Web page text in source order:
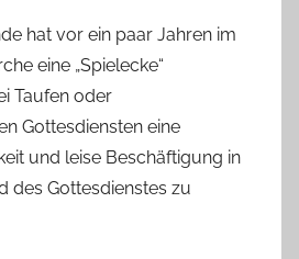
hat vor ein paar Jahren im
eine „Spielecke“
Taufen oder
Gottesdiensten eine
und leise Beschäftigung in
des Gottesdienstes zu